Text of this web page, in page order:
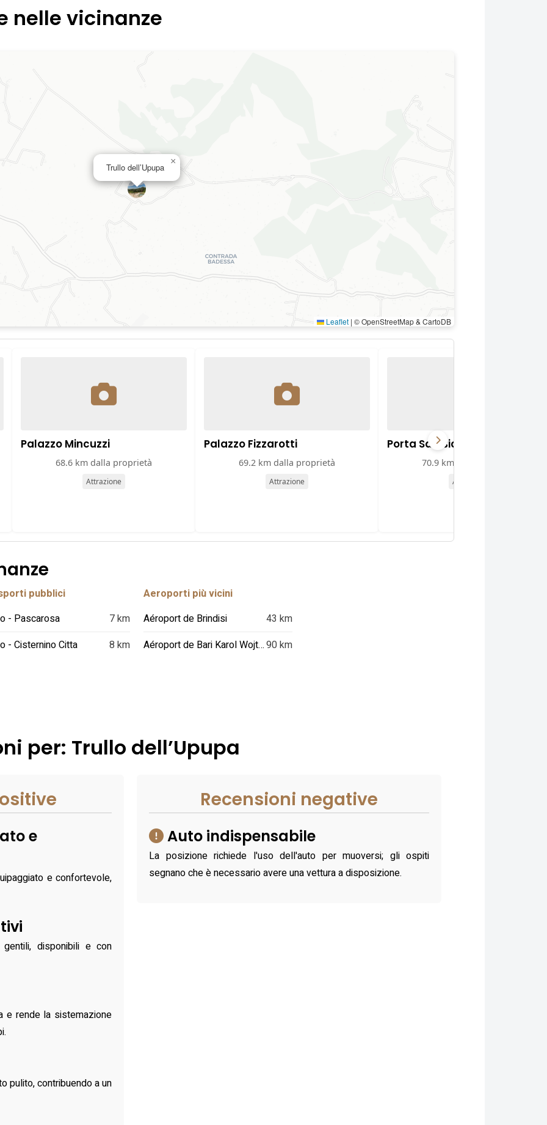
nelle vicinanze
Trullo dell’Upupa
×
Leaflet | © OpenStreetMap & CartoDB
Palazzo Mincuzzi
68.6 km dalla proprietà
Attrazione
Palazzo Fizzarotti
69.2 km dalla proprietà
Attrazione
Porta San Biagio
70.9 km dalla proprietà
Attrazione
pubblici
- Pascarosa
7 km
- Cisternino Citta
8 km
Aeroporti più vicini
Aéroport de Brindisi
43 km
Aéroport de Bari Karol Wojtyla90 km
per: Trullo dell’Upupa
e
e confortevole,
disponibili e con
e rende la sistemazione
pulito, contribuendo a un
Recensioni negative
Auto indispensabile
La posizione richiede l'uso dell'auto per muoversi; gli ospiti
segnano che è necessario avere una vettura a disposizione.